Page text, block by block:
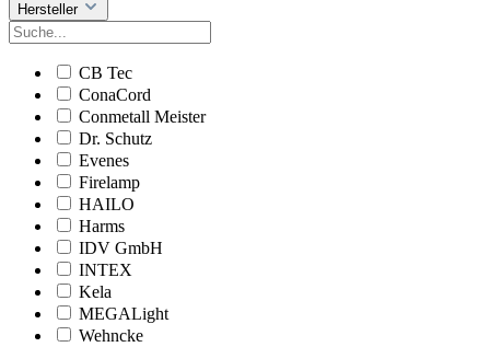
Hersteller
CB Tec
ConaCord
Conmetall Meister
Dr. Schutz
Evenes
Firelamp
HAILO
Harms
IDV GmbH
INTEX
Kela
MEGALight
Wehncke